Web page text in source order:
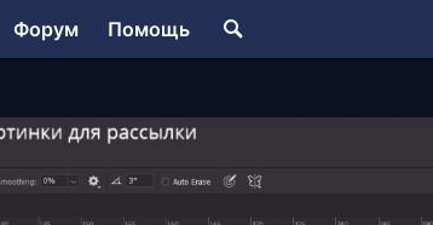
Форум Помощь